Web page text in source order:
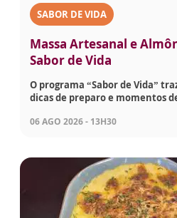
SABOR DE VIDA
Massa Artesanal e
Sabor de Vida
O programa “Sabor de Vida”
dicas de preparo e momentos
06 AGO 2026 - 13H30